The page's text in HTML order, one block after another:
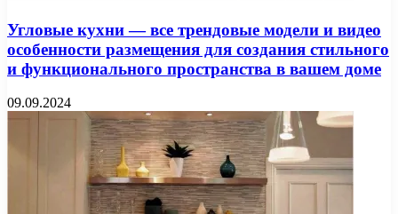
Угловые кухни — все трендовые модели и видео
особенности размещения для создания стильного
и функционального пространства в вашем доме
09.09.2024